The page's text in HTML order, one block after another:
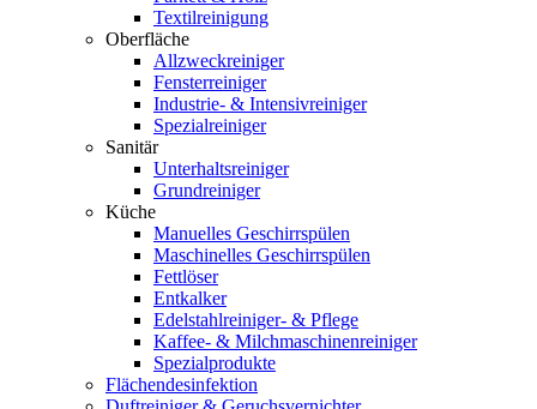
Textilreinigung
Oberfläche
Allzweckreiniger
Fensterreiniger
Industrie- & Intensivreiniger
Spezialreiniger
Sanitär
Unterhaltsreiniger
Grundreiniger
Küche
Manuelles Geschirrspülen
Maschinelles Geschirrspülen
Fettlöser
Entkalker
Edelstahlreiniger- & Pflege
Kaffee- & Milchmaschinenreiniger
Spezialprodukte
Flächendesinfektion